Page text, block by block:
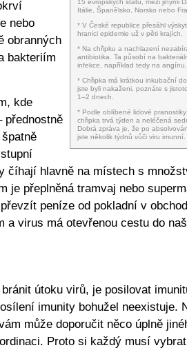
15 evropských států, mezi jinými
Itálie, Španělsko, Norsko nebo
* V České republice přesáhl
hranici epidemie už v pěti krajích.
* Na chřipku a nachlazení
antibiotika. Ta působí na
infekce, například tedy na angínu.
* Chřipka má krátkou inkubační
jste byli nakaženi, poznáte s
1–2 dnech.
* Podle oblíbené lidové pranostiky
chřipka trvá týden a neléčená
Dobrá zpráva je, že po
jste několik týdnů vůči viru imunní.
nebo
obranných
bakteriím
kde
přednostně
číhají hlavně na místech s
je přeplněná tramvaj nebo
peníze od pokladní v
a virus má otevřenou cestu do
útoku virů, je posilovat
imunity bohužel neexistuje.
může doporučit něco úplně
Proto si každý musí